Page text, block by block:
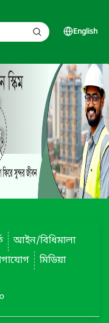
English
আইন/বিধিমালা
মিডিয়া